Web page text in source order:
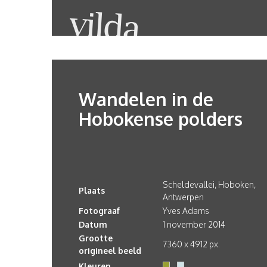
Wandelen in de
Hobokense polders
Plaats
Scheldevallei, Hoboken,
Antwerpen
Fotograaf
Yves Adams
Datum
1 november 2014
Grootte
origineel beeld
7360 x 4912 px.